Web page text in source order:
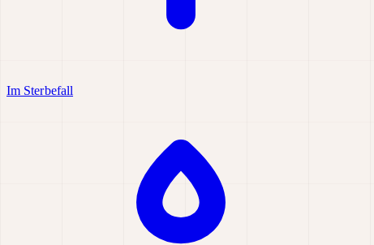
Im Sterbefall